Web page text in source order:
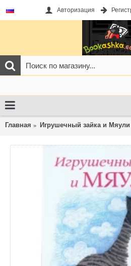
Авторизация
Главная Игрушечный зайка и Мяули